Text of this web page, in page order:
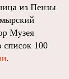
из Пензы
Музея
список 100
.